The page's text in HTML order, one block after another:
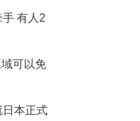
有人2
可以免
日本正式